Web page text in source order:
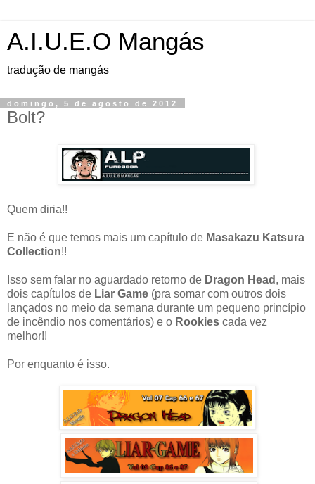
A.I.U.E.O Mangás
tradução de mangás
domingo, 5 de agosto de 2012
Bolt?
Quem diria!!
E não é que temos mais um capítulo de Masakazu Katsura
Collection!!
Isso sem falar no aguardado retorno de Dragon Head , mais
dois capítulos de Liar Game (pra somar com outros dois
lançados no meio da semana durante um pequeno princípio
de incêndio nos comentários) e o Rookies cada vez
melhor!!
Por enquanto é isso.